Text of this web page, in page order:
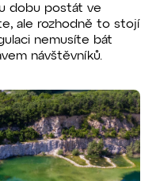
dobu postát ve
ale rozhodně to stojí
nemusíte bát
návštěvníků.